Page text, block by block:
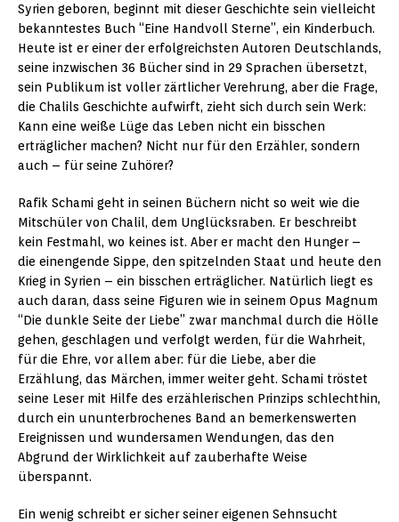
Syrien geboren, beginnt mit dieser Geschichte sein vielleicht
bekanntestes Buch “Eine Handvoll Sterne”, ein Kinderbuch.
Heute ist er einer der erfolgreichsten Autoren Deutschlands,
seine inzwischen 36 Bücher sind in 29 Sprachen übersetzt,
sein Publikum ist voller zärtlicher Verehrung, aber die Frage,
die Chalils Geschichte aufwirft, zieht sich durch sein Werk:
Kann eine weiße Lüge das Leben nicht ein bisschen
erträglicher machen? Nicht nur für den Erzähler, sondern
auch – für seine Zuhörer?
Rafik Schami geht in seinen Büchern nicht so weit wie die
Mitschüler von Chalil, dem Unglücksraben. Er beschreibt
kein Festmahl, wo keines ist. Aber er macht den Hunger –
die einengende Sippe, den spitzelnden Staat und heute den
Krieg in Syrien – ein bisschen erträglicher. Natürlich liegt es
auch daran, dass seine Figuren wie in seinem Opus Magnum
“Die dunkle Seite der Liebe” zwar manchmal durch die Hölle
gehen, geschlagen und verfolgt werden, für die Wahrheit,
für die Ehre, vor allem aber: für die Liebe, aber die
Erzählung, das Märchen, immer weiter geht. Schami tröstet
seine Leser mit Hilfe des erzählerischen Prinzips schlechthin,
durch ein ununterbrochenes Band an bemerkenswerten
Ereignissen und wundersamen Wendungen, das den
Abgrund der Wirklichkeit auf zauberhafte Weise
überspannt.
Ein wenig schreibt er sicher seiner eigenen Sehnsucht